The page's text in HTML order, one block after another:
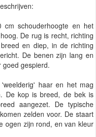
schouderhoogte en het
De rug is recht, richting
en diep, in de richting
De benen zijn lang en
goed gespierd.
haar en het mag
De kop is breed, de bek is
aangezet. De typische
zelden voor. De staart
ogen zijn rond, en van kleur